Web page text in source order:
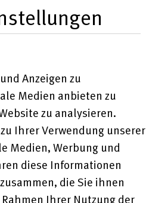
Anzeigen zu
Medien anbieten zu
zu analysieren.
Ihrer Verwendung unserer
Medien, Werbung und
diese Informationen
die Sie ihnen
Ihrer Nutzung der